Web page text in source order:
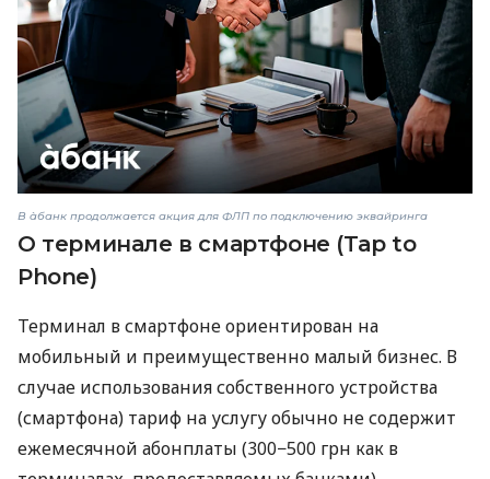
В àбанк продолжается акция для ФЛП по подключению эквайринга
О терминале в смартфоне (Tap to
Phone)
Терминал в смартфоне ориентирован на
мобильный и преимущественно малый бизнес. В
случае использования собственного устройства
(смартфона) тариф на услугу обычно не содержит
ежемесячной абонплаты (300−500 грн как в